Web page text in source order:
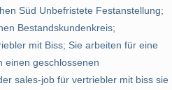
Süd Unbefristete Festanstellung;
Bestandskundenkreis;
mit Biss; Sie arbeiten für eine
einen geschlossenen
sales-job für vertriebler mit biss sie